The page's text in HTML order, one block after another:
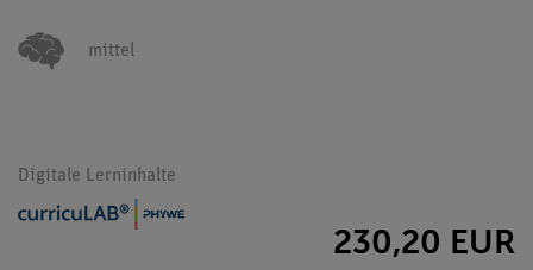
mittel
Digitale Lerninhalte
230,20 EUR